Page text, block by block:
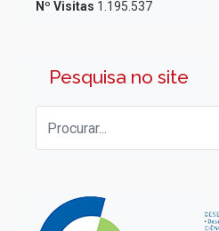
Nº Visitas 1.195.537
Pesquisa no site